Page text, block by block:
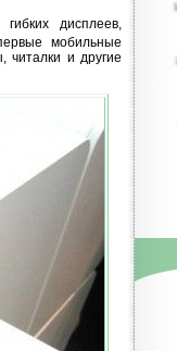
дисплеев,
мобильные
и другие